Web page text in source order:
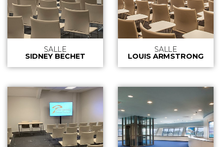
SALLE
SIDNEY BECHET
SALLE
LOUIS ARMSTRONG